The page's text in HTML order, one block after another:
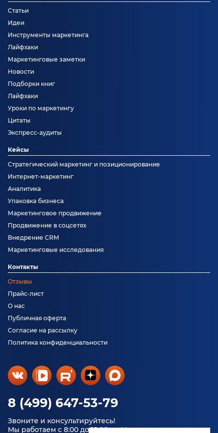
8 (499) 647-53-79
Звоните и консультируйтесь!
Мы работаем с 8:00 до 18:00 по Москве.
Статьи
Идеи
Инструменты маркетинга
Лайфхаки
Маркетинговые заметки
Новости
Подборки книг
Лайфхаки
Уроки по маркетингу
Цитаты
Экспресс-аудиты
Кейсы
Стратегический маркетинг и позиционирование
Интернет-маркетинг
Аналитика
Упаковка бизнеса
Маркетинговое продвижение
Продвижение в соцсетях
Внедрение CRM
Маркетинговые исследования
Контакты
Отзывы
Прайс-лист
О нас
Публичная оферта
Согласие на рассылку
Политика конфиденциальности